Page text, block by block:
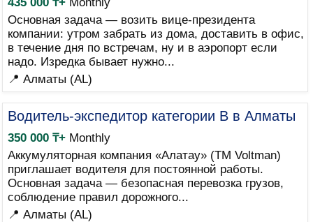
Основная задача — возить вице-президента
компании: утром забрать из дома, доставить в офис,
в течение дня по встречам, ну и в аэропорт если
надо. Изредка бывает нужно...
📍 Алматы (AL)
Водитель-экспедитор категории B в Алматы
350 000 ₸+Monthly
Аккумуляторная компания «Алатау» (ТМ Voltman)
приглашает водителя для постоянной работы.
Основная задача — безопасная перевозка грузов,
соблюдение правил дорожного...
📍 Алматы (AL)